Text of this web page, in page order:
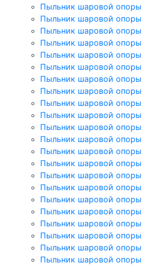
Пыльник шаровой
Пыльник шаровой опоры
Пыльник шаровой
Пыльник шаровой
Пыльник шаровой опоры
Пыльник шаровой опоры
Пыльник шаровой опоры
Пыльник шаровой
Пыльник шаровой опоры
Пыльник шаровой
Пыльник шаровой
Пыльник шаровой опоры
Пыльник шаровой
Пыльник шаровой
Пыльник шаровой
Пыльник шаровой
Пыльник шаровой опоры
Пыльник шаровой
Пыльник шаровой
Пыльник шаровой
Пыльник шаровой опоры
Пыльник шаровой